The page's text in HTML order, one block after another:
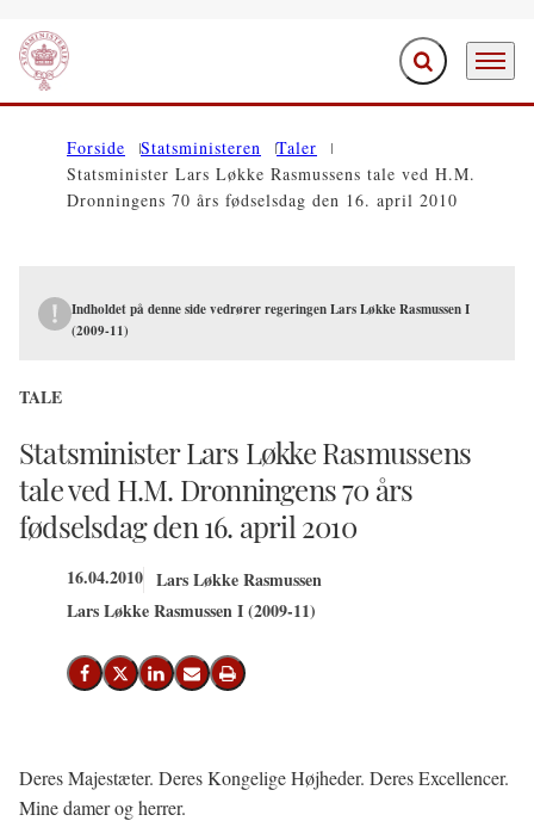
Gå til forsiden Fold søgefelt ud
Menu
Forside Statsministeren
Taler
Statsminister Lars Løkke Rasmussens tale ved H.M.
Dronningens 70 års fødselsdag den 16. april 2010
Indholdet på denne side vedrører regeringen Lars Løkke Rasmussen I
(2009-11)
TALE
Statsminister Lars Løkke Rasmussens
tale ved H.M. Dronningens 70 års
fødselsdag den 16. april 2010
16.04.2010 Lars Løkke Rasmussen
Lars Løkke Rasmussen I (2009-11)
Del på Facebook
Del på X (Twitter)
Del på LinkedIn
Send email
Print
Deres Majestæter. Deres Kongelige Højheder. Deres Excellencer.
Mine damer og herrer.